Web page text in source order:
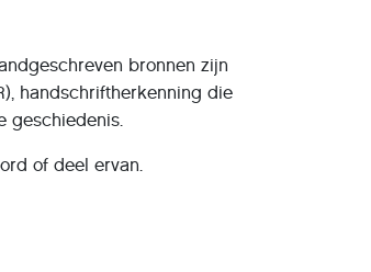
bronnen zijn
handschriftherkenning die
geschiedenis.
of deel ervan.